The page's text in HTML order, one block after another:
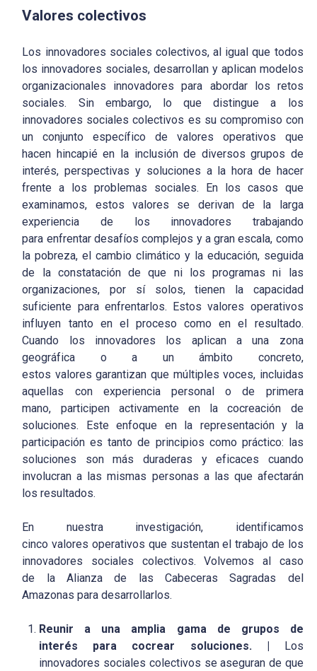
Valores colectivos
Los innovadores sociales colectivos, al igual que todos
los innovadores sociales, desarrollan y aplican modelos
organizacionales innovadores para abordar los retos
sociales. Sin embargo, lo que distingue a los
innovadores sociales colectivos es su compromiso con
un conjunto específico de valores operativos que
hacen hincapié en la inclusión de diversos grupos de
interés, perspectivas y soluciones a la hora de hacer
frente a los problemas sociales. En los casos que
examinamos, estos valores se derivan de la larga
experiencia de los innovadores trabajando
para enfrentar desafíos complejos y a gran escala, como
la pobreza, el cambio climático y la educación, seguida
de la constatación de que ni los programas ni las
organizaciones, por sí solos, tienen la capacidad
suficiente para enfrentarlos. Estos valores operativos
influyen tanto en el proceso como en el resultado.
Cuando los innovadores los aplican a una zona
geográfica o a un ámbito concreto,
estos valores garantizan que múltiples voces, incluidas
aquellas con experiencia personal o de primera
mano, participen activamente en la cocreación de
soluciones. Este enfoque en la representación y la
participación es tanto de principios como práctico: las
soluciones son más duraderas y eficaces cuando
involucran a las mismas personas a las que afectarán
los resultados.
En nuestra investigación, identificamos
cinco valores operativos que sustentan el trabajo de los
innovadores sociales colectivos. Volvemos al caso
de la Alianza de las Cabeceras Sagradas del
Amazonas para desarrollarlos.
Reunir a una amplia gama de grupos de
interés para cocrear soluciones. |
Los
innovadores sociales colectivos se aseguran de que